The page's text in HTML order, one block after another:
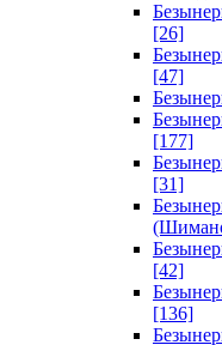
[26]
[47]
[177]
[31]
[42]
[136]